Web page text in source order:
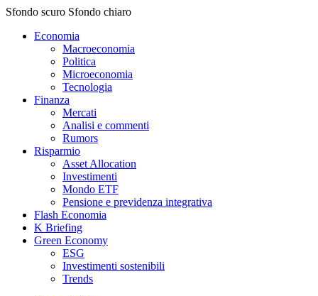
Sfondo scuro Sfondo chiaro
Economia
Macroeconomia
Politica
Microeconomia
Tecnologia
Finanza
Mercati
Analisi e commenti
Rumors
Risparmio
Asset Allocation
Investimenti
Mondo ETF
Pensione e previdenza integrativa
Flash Economia
K Briefing
Green Economy
ESG
Investimenti sostenibili
Trends